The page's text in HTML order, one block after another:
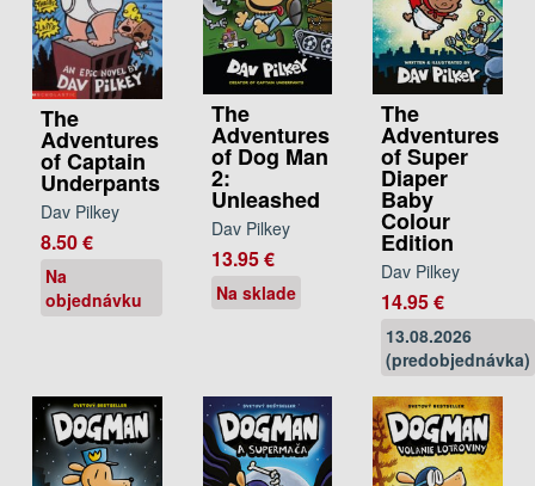
The
Adventures
of Captain
Underpants
Dav Pilkey
8.50 €
Na
objednávku
The
Adventures
of Dog Man
2:
Unleashed
Dav Pilkey
13.95 €
Na sklade
The
Adventures
of Super
Diaper
Baby
Colour
Edition
Dav Pilkey
14.95 €
13.08.2026
(predobjednávka)